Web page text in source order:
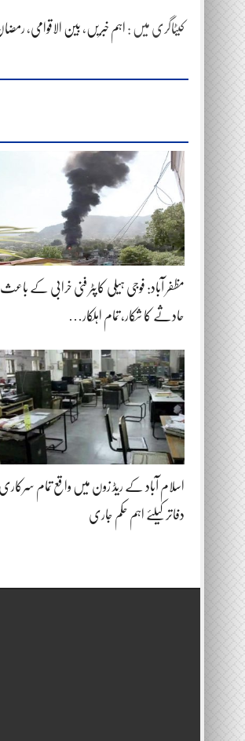
کیٹاگری میں : اہم خبریں ، بین الاقوامی،
مظفر آباد: فوجی ہیلی کاپٹر فنی خرابی کے باعث
حادثے کا شکار، تمام اہلکار…
اسلام آباد کے ریڈ زون میں واقع تمام سرکاری
دفاتر کیلئے اہم حکم جاری